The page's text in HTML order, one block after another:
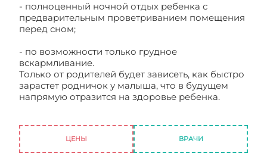
- полноценный ночной отдых ребенка с
предварительным проветриванием помещения
перед сном;
- по возможности только грудное
вскармливание.
Только от родителей будет зависеть, как быстро
зарастет родничок у малыша, что в будущем
напрямую отразится на здоровье ребенка.
ЦЕНЫ ВРАЧИ